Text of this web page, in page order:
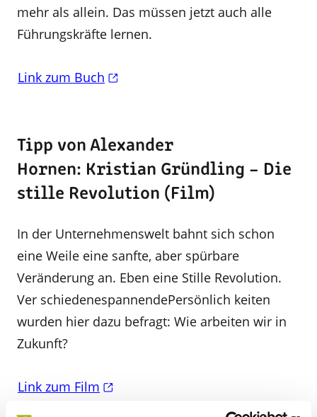
mehr als allein. Das müssen jetzt auch alle
Führungskräfte lernen.
Link zum Buch
Tipp von Alexander
Hornen: Kristian Gründling – Die
stille Revolution (Film)
In der Unternehmenswelt bahnt sich schon
eine Weile eine sanfte, aber spürbare
Veränderung an. Eben eine Stille Revolution.
Ver­ schiedenespannendePersönlich­ keiten
wurden hier dazu befragt: Wie arbeiten wir in
Zukunft?
Link zum Film